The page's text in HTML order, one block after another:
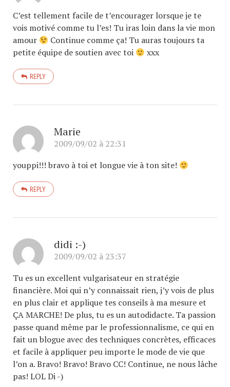
C’est tellement facile de t’encourager lorsque je te
vois motivé comme tu l’es! Tu iras loin dans la vie mon
amour
Continue comme ça! Tu auras toujours ta
petite équipe de soutien avec toi
xxx
REPLY
Marie
2009/09/02 à 22:31
youppi!!! bravo à toi et longue vie à ton site!
REPLY
didi :-)
2009/09/02 à 23:37
Tu es un excellent vulgarisateur en stratégie
financière. Moi qui n’y connaissait rien, j’y vois de plus
en plus clair et applique tes conseils à ma mesure et
ÇA MARCHE! De plus, tu es un autodidacte. Ta passion
passe quand même par le professionnalisme, ce qui en
fait un blogue avec des techniques concrètes, efficaces
et facile à appliquer peu importe le mode de vie que
l’on a. Bravo! Bravo! Bravo CC! Continue, ne nous lâche
pas! LOL Di -)